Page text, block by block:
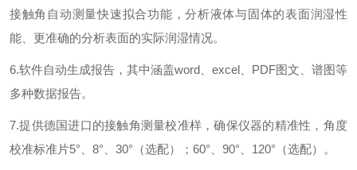
接触角自动测量快速拟合功能，分析液体与固体的表面润湿性
能、更准确的分析表面的实际润湿情况。
6.软件自动生成报告，其中涵盖word excel PDF图文、谱图等
多种数据报告。
7.提供德国进口的接触角测量校准样，确保仪器的精准性，角度
校准标准片5°、 8°、 30°（选配）； 60°、 90°、 120°（选配）。